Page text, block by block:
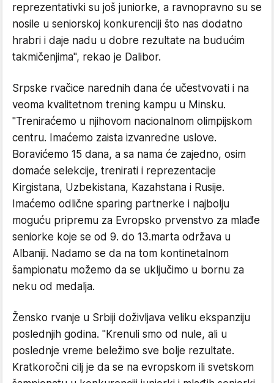
reprezentativki su još juniorke, a ravnopravno su se
nosile u seniorskoj konkurenciji što nas dodatno
hrabri i daje nadu u dobre rezultate na budućim
takmičenjima", rekao je Dalibor.
Srpske rvačice narednih dana će učestvovati i na
veoma kvalitetnom trening kampu u Minsku.
"Treniraćemo u njihovom nacionalnom olimpijskom
centru. Imaćemo zaista izvanredne uslove.
Boravićemo 15 dana, a sa nama će zajedno, osim
domaće selekcije, trenirati i reprezentacije
Kirgistana, Uzbekistana, Kazahstana i Rusije.
Imaćemo odlične sparing partnerke i najbolju
moguću pripremu za Evropsko prvenstvo za mlađe
seniorke koje se od 9. do 13.marta održava u
Albaniji. Nadamo se da na tom kontinetalnom
šampionatu možemo da se uključimo u bornu za
neku od medalja.
Žensko rvanje u Srbiji doživljava veliku ekspanziju
poslednjih godina. "Krenuli smo od nule, ali u
poslednje vreme beležimo sve bolje rezultate.
Kratkoročni cilj je da se na evropskom ili svetskom